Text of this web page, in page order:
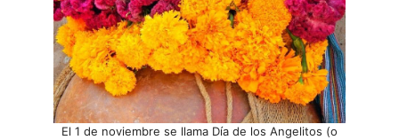
El 1 de noviembre se llama Día de los Angelitos (o